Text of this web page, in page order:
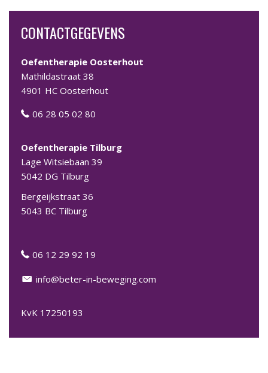
CONTACTGEGEVENS
Oefentherapie Oosterhout
Mathildastraat 38
4901 HC Oosterhout
06 28 05 02 80
06 28 05 02 80
Oefentherapie Tilburg
Lage Witsiebaan 39
5042 DG Tilburg
Bergeijkstraat 36
5043 BC Tilburg
06 12 29 92 19
06 12 29 92 19
info@beter-in-beweging.com
info@beter-in-beweging.com
KvK 17250193